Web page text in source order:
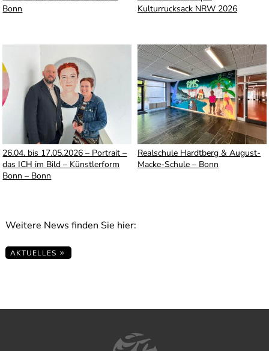
Bonn
Kulturrucksack NRW 2026
26.04. bis 17.05.2026 – Portrait –
das ICH im Bild – Künstlerform
Bonn – Bonn
Realschule Hardtberg & August-
Macke-Schule – Bonn
Weitere News finden Sie hier:
AKTUELLES